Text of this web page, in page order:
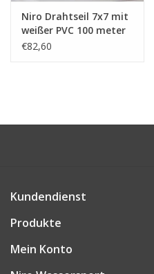
Niro Drahtseilspanner
Niro Drahtseil 7x7 mit
weißer PVC 100 meter
€82,60
Kundendienst
Produkte
Mein Konto